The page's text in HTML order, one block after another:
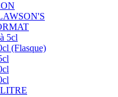
5cl
(Flasque)